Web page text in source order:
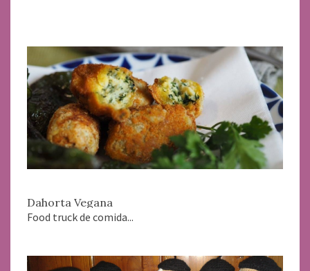
Dahorta Vegana
Food truck de comida...